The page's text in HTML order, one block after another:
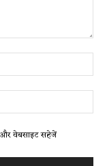
और वेबसाइट सहेजें